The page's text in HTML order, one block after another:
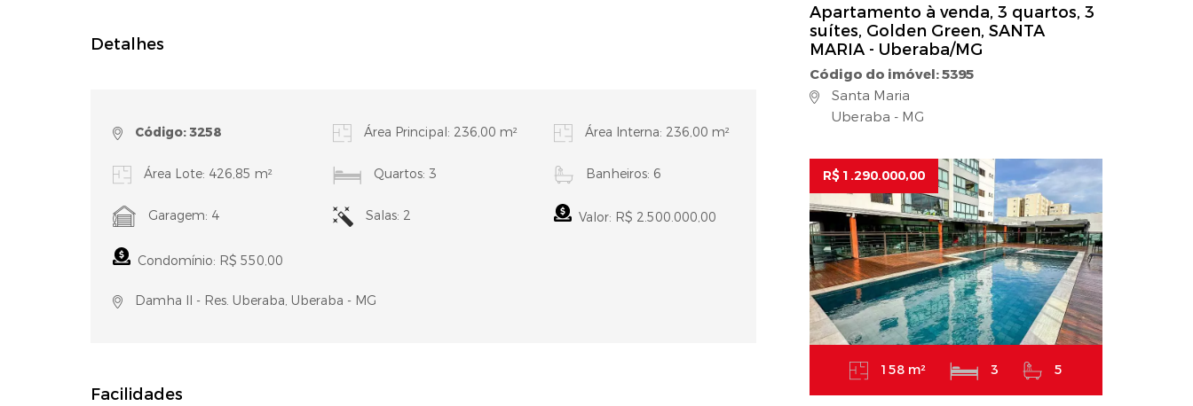
Detalhes
Código: 3258 Área Principal: 236,00 m² Área Interna: 236,00 m²
Área Lote: 426,85 m² Quartos: 3 Banheiros: 6
Garagem: 4 Salas: 2 Valor: R$ 2.500.000,00
Condomínio: R$ 550,00
Damha II - Res. Uberaba, Uberaba - MG
Facilidades
Apartamento à venda, 3 quartos, 3
suítes, Golden Green, SANTA
MARIA - Uberaba/MG
Código do imóvel: 5395
Santa Maria
Uberaba - MG
R$ 1.290.000,00
158 m² 3 5